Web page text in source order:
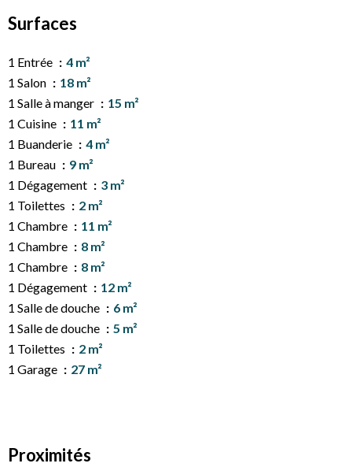
Surfaces
1 Entrée
4 m²
1 Salon
18 m²
1 Salle à manger
15 m²
1 Cuisine
11 m²
1 Buanderie
4 m²
1 Bureau
9 m²
1 Dégagement
3 m²
1 Toilettes
2 m²
1 Chambre
11 m²
1 Chambre
8 m²
1 Chambre
8 m²
1 Dégagement
12 m²
1 Salle de douche
6 m²
1 Salle de douche
5 m²
1 Toilettes
2 m²
1 Garage
27 m²
Proximités